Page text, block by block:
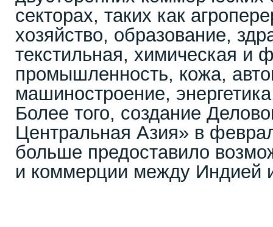
секторах, таких как
хозяйство, образование,
текстильная, химическая и
промышленность, кожа,
машиностроение,
Более того, создание
Центральная Азия» в
больше предоставило
и коммерции между Индией